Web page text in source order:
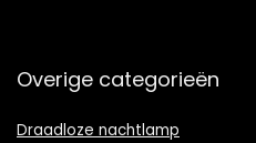
Overige categorieën
Draadloze nachtlamp